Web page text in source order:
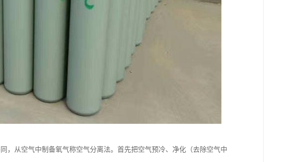
，从空气中制备氧气称空气分离法。首先把空气预冷、净化（去除空气中